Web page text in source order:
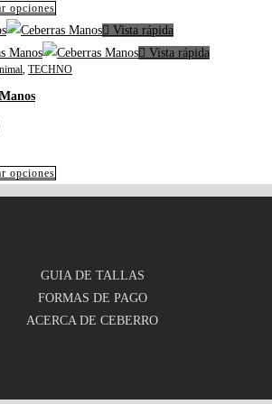
opciones
Vista rápida
Vista rápida
TECHNO
opciones
GUIA DE TALLAS
FORMAS DE PAGO
ACERCA DE CEBERRO